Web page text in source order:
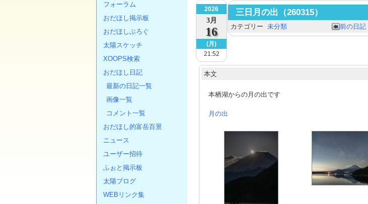
2026
3月
16
(月)
21:52
三日月の出（260315）
前の日記
カテゴリー 未分類
本文
本栖湖からの月の出です
月の出
フォーラム
おだほし掲示板
おだほしぶろぐ
太陽スケッチ
XOOPS検索
おだほし日記
最新の日記一覧
画像一覧
コメント一覧
おだほし的富岳百景
ニュース
ユーザー招待
ふぉと掲示板
太陽ブログ
WEBリンク集